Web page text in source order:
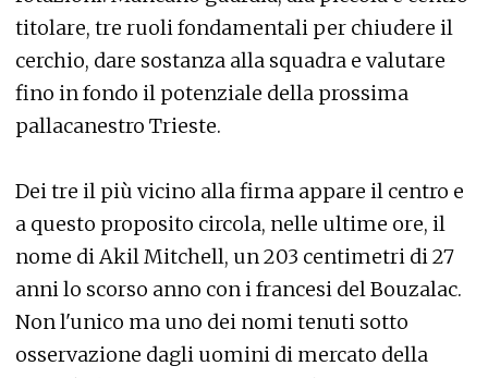
titolare, tre ruoli fondamentali per chiudere il
cerchio, dare sostanza alla squadra e valutare
fino in fondo il potenziale della prossima
pallacanestro Trieste.
Dei tre il più vicino alla firma appare il centro e
a questo proposito circola, nelle ultime ore, il
nome di Akil Mitchell, un 203 centimetri di 27
anni lo scorso anno con i francesi del Bouzalac.
Non l'unico ma uno dei nomi tenuti sotto
osservazione dagli uomini di mercato della